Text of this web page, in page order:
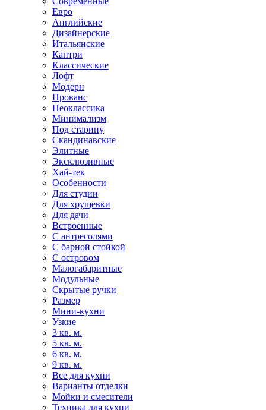
Евро
Английские
Дизайнерские
Итальянские
Кантри
Классические
Лофт
Модерн
Прованс
Неоклассика
Минимализм
Под старину
Скандинавские
Элитные
Эксклюзивные
Хай-тек
Особенности
Для студии
Для хрущевки
Для дачи
Встроенные
С антресолями
С барной стойкой
С островом
Малогабаритные
Модульные
Скрытые ручки
Размер
Мини-кухни
Узкие
3 кв. м.
5 кв. м.
6 кв. м.
9 кв. м.
Все для кухни
Варианты отделки
Мойки и смесители
Техника для кухни